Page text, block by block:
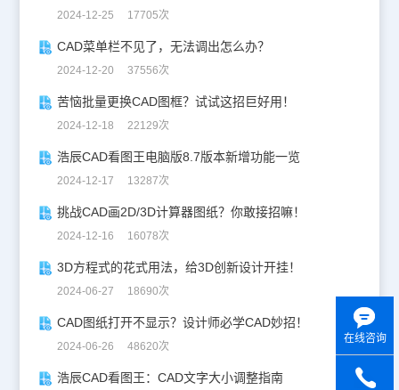
2024-12-25 17705次
CAD菜单栏不见了，无法调出怎么办？
2024-12-20 37556次
苦恼批量更换CAD图框？试试这招巨好用！
2024-12-18 22129次
浩辰CAD看图王电脑版8.7版本新增功能一览
2024-12-17 13287次
挑战CAD画2D/3D计算器图纸？你敢接招嘛！
2024-12-16 16078次
3D方程式的花式用法，给3D创新设计开挂！
2024-06-27 18690次
CAD图纸打开不显示？设计师必学CAD妙招！
2024-06-26 48620次
浩辰CAD看图王：CAD文字大小调整指南
在线咨询